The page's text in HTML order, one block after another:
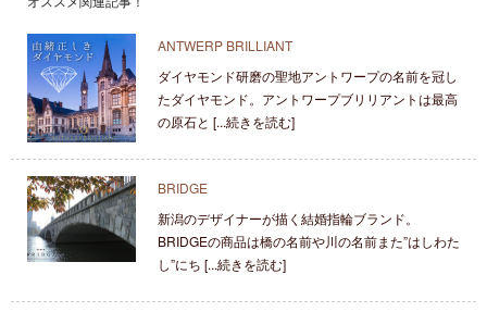
ANTWERP BRILLIANT
ダイヤモンド研磨の聖地アントワープの名前を冠し
たダイヤモンド。アントワープブリリアントは最高
の原石と [...続きを読む]
BRIDGE
新潟のデザイナーが描く結婚指輪ブランド。
BRIDGEの商品は橋の名前や川の名前また”はしわた
し”にち [...続きを読む]